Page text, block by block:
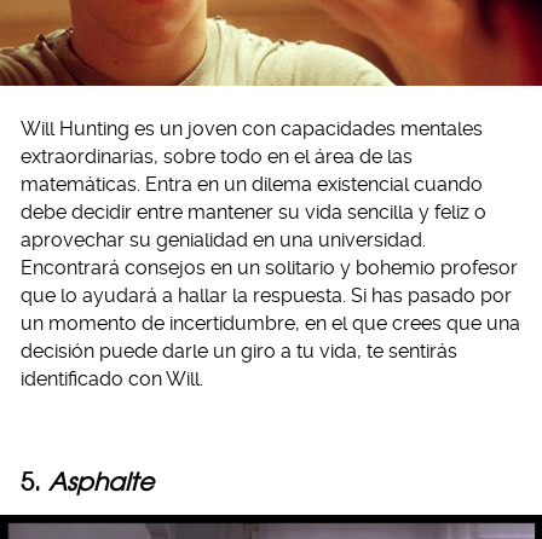
Will Hunting es un joven con capacidades mentales
extraordinarias, sobre todo en el área de las
matemáticas. Entra en un dilema existencial cuando
debe decidir entre mantener su vida sencilla y feliz o
aprovechar su genialidad en una universidad.
Encontrará consejos en un solitario y bohemio profesor
que lo ayudará a hallar la respuesta. Si has pasado por
un momento de incertidumbre, en el que crees que una
decisión puede darle un giro a tu vida, te sentirás
identificado con Will.
5. Asphalte